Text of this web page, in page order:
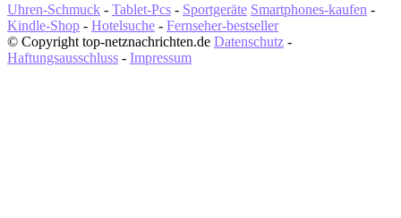
Uhren-Schmuck - Tablet-Pcs - Sportgeräte Smartphones-kaufen -
Kindle-Shop - Hotelsuche - Fernseher-bestseller
© Copyright top-netznachrichten.de Datenschutz -
Haftungsausschluss - Impressum